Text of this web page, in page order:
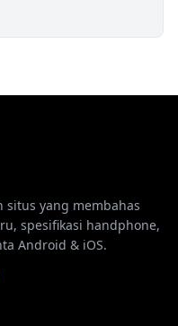
situs yang membahas
spesifikasi handphone,
Android & iOS.